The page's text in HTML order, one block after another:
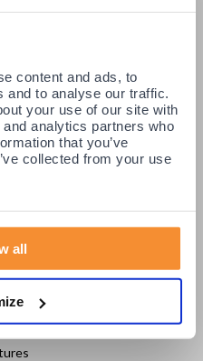
content and ads, to
to analyse our traffic.
your use of our site with
analytics partners who
that you’ve
collected from your use
all
vragen
Levering
/ Ruilen
ons